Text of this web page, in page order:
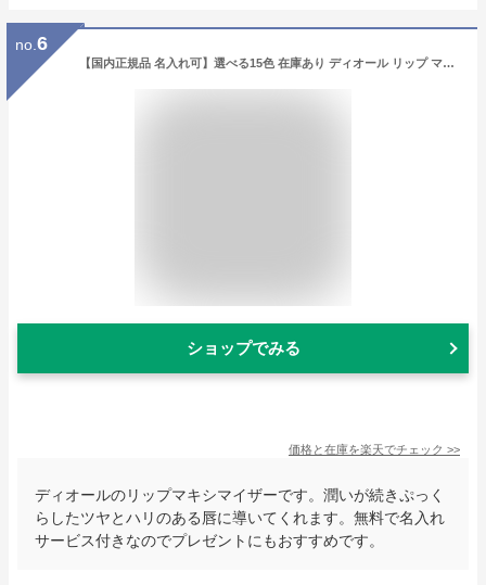
no. 6
【国内正規品 名入れ可】選べる15色 在庫あり ディオール リップ マキシマイザー Dior アディクト リップグロス リップケア コスメ 化粧品 ブランド 女性 誕生日 プレゼント ギフト 人気 2025年新色
ショップでみる
価格と在庫を楽天でチェック >>
ディオールのリップマキシマイザーです。潤いが続きぷっく
らしたツヤとハリのある唇に導いてくれます。無料で名入れ
サービス付きなのでプレゼントにもおすすめです。